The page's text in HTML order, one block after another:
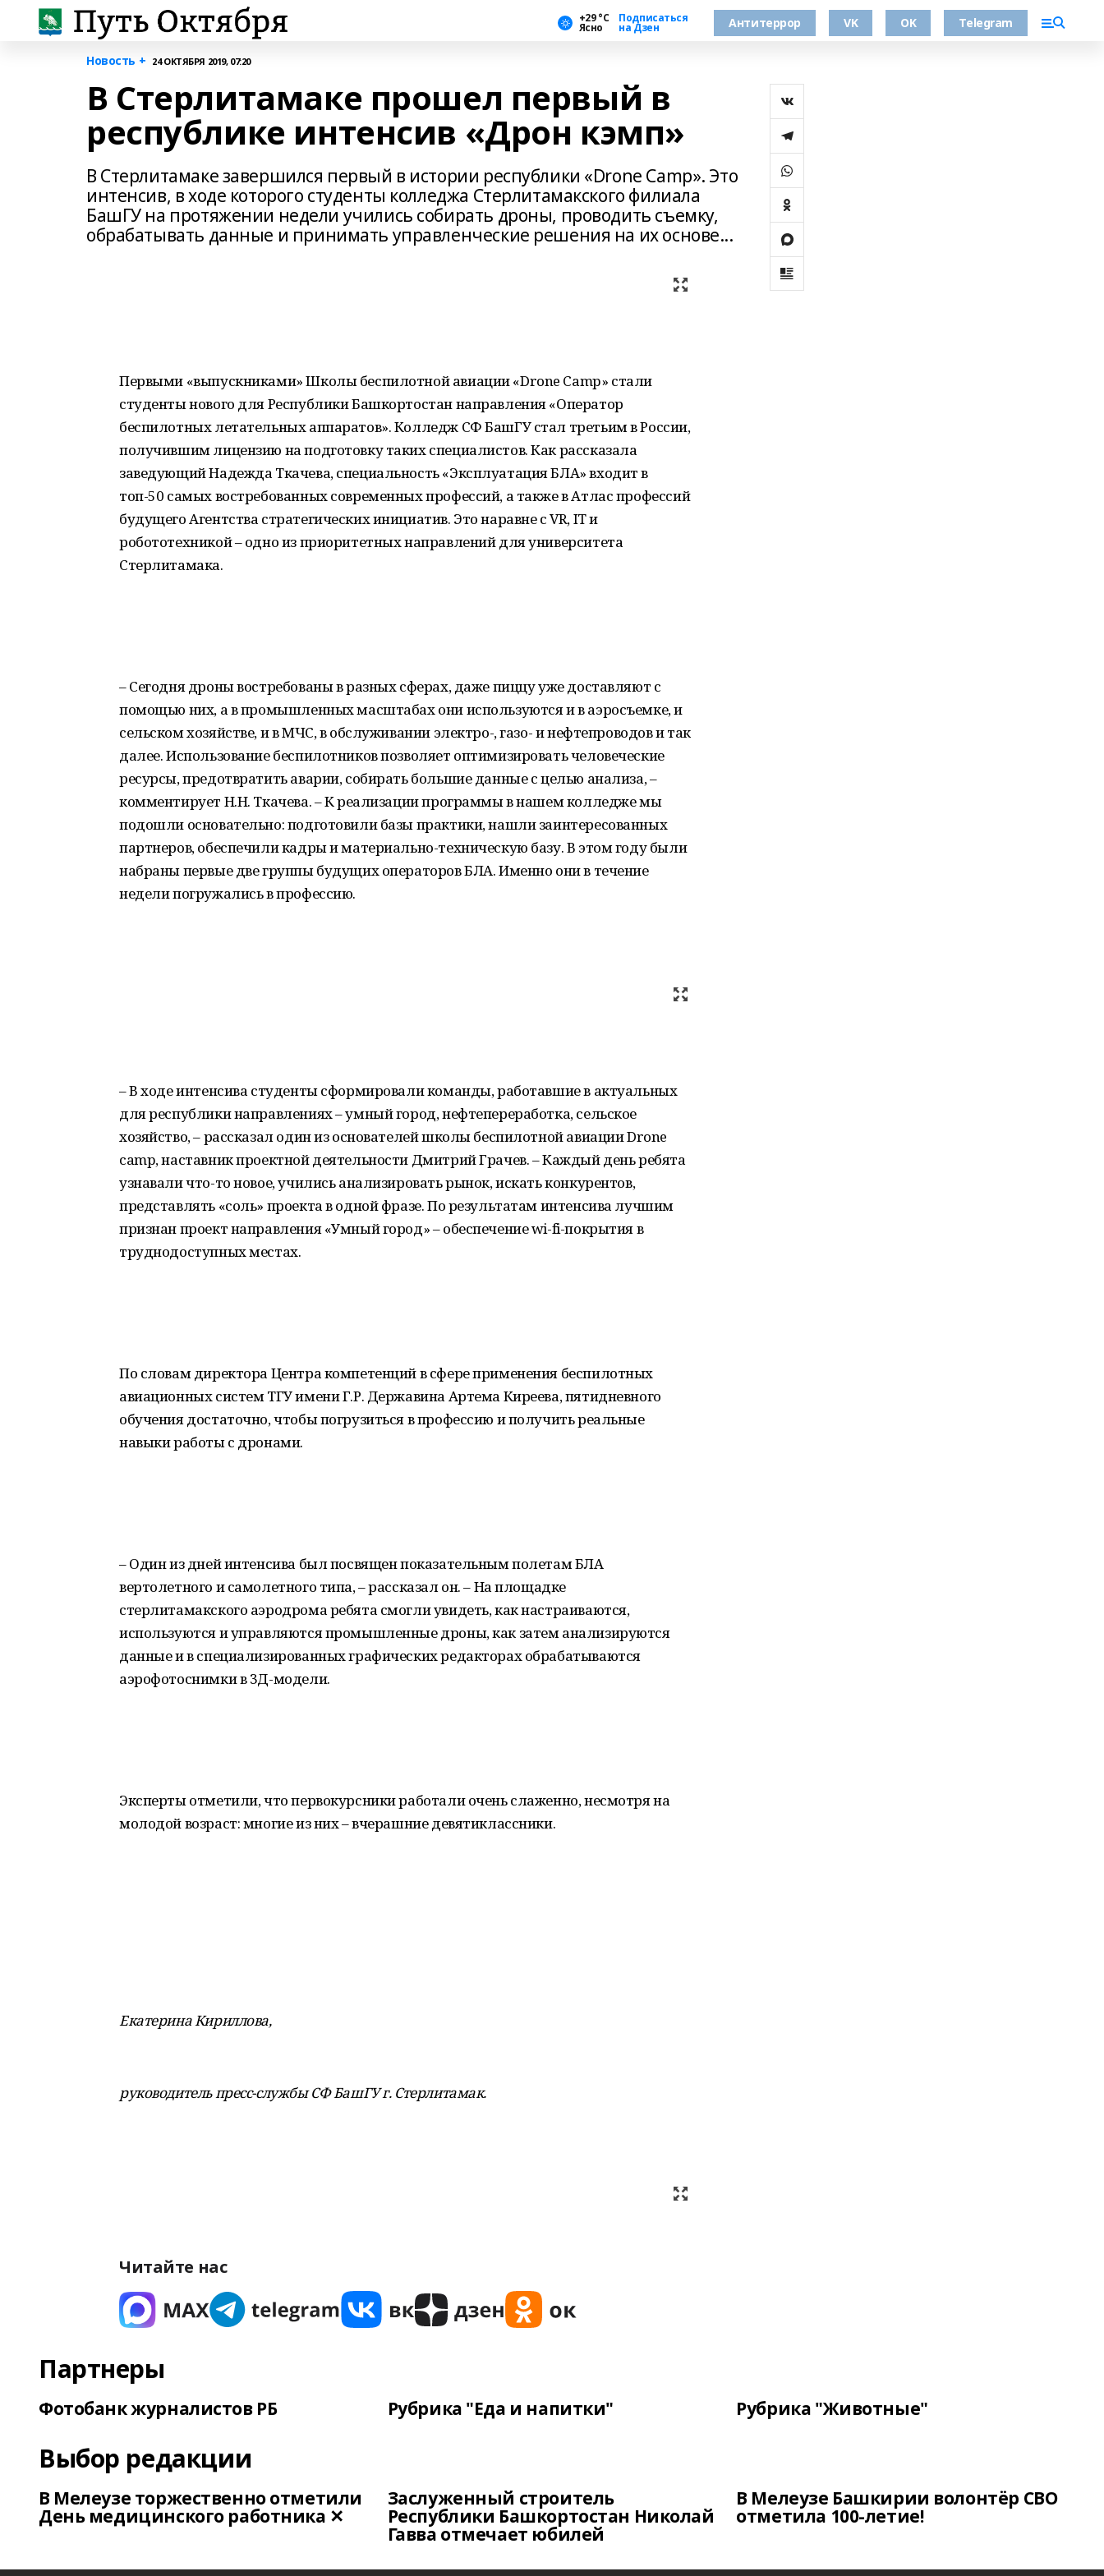
+29 °С
Ясно
Подписаться
на Дзен Антитеррор VK OK Telegram
Новость + 24 ОКТЯБРЯ 2019, 07:20
В Стерлитамаке прошел первый в
республике интенсив «Дрон кэмп»
В Стерлитамаке завершился первый в истории республики «Drone Camp». Это
интенсив, в ходе которого студенты колледжа Стерлитамакского филиала
БашГУ на протяжении недели учились собирать дроны, проводить съемку,
обрабатывать данные и принимать управленческие решения на их основе...
Первыми «выпускниками» Школы беспилотной авиации «Drone Camp» стали
студенты нового для Республики Башкортостан направления «Оператор
беспилотных летательных аппаратов». Колледж СФ БашГУ стал третьим в России,
получившим лицензию на подготовку таких специалистов. Как рассказала
заведующий Надежда Ткачева, специальность «Эксплуатация БЛА» входит в
топ-50 самых востребованных современных профессий, а также в Атлас профессий
будущего Агентства стратегических инициатив. Это наравне с VR, IT и
робототехникой – одно из приоритетных направлений для университета
Стерлитамака.
– Сегодня дроны востребованы в разных сферах, даже пиццу уже доставляют с
помощью них, а в промышленных масштабах они используются и в аэросъемке, и
сельском хозяйстве, и в МЧС, в обслуживании электро-, газо- и нефтепроводов и так
далее. Использование беспилотников позволяет оптимизировать человеческие
ресурсы, предотвратить аварии, собирать большие данные с целью анализа, –
комментирует Н.Н. Ткачева. – К реализации программы в нашем колледже мы
подошли основательно: подготовили базы практики, нашли заинтересованных
партнеров, обеспечили кадры и материально-техническую базу. В этом году были
набраны первые две группы будущих операторов БЛА. Именно они в течение
недели погружались в профессию.
– В ходе интенсива студенты сформировали команды, работавшие в актуальных
для республики направлениях – умный город, нефтепереработка, сельское
хозяйство, – рассказал один из основателей школы беспилотной авиации Drone
camp, наставник проектной деятельности Дмитрий Грачев. – Каждый день ребята
узнавали что-то новое, учились анализировать рынок, искать конкурентов,
представлять «соль» проекта в одной фразе. По результатам интенсива лучшим
признан проект направления «Умный город» – обеспечение wi-fi-покрытия в
труднодоступных местах.
По словам директора Центра компетенций в сфере применения беспилотных
авиационных систем ТГУ имени Г.Р. Державина Артема Киреева, пятидневного
обучения достаточно, чтобы погрузиться в профессию и получить реальные
навыки работы с дронами.
– Один из дней интенсива был посвящен показательным полетам БЛА
вертолетного и самолетного типа, – рассказал он. – На площадке
стерлитамакского аэродрома ребята смогли увидеть, как настраиваются,
используются и управляются промышленные дроны, как затем анализируются
данные и в специализированных графических редакторах обрабатываются
аэрофотоснимки в 3Д-модели.
Эксперты отметили, что первокурсники работали очень слаженно, несмотря на
молодой возраст: многие из них – вчерашние девятиклассники.
Екатерина Кириллова,
руководитель пресс-службы СФ БашГУг. Стерлитамак.
Читайте нас
Партнеры
Фотобанк журналистов РБ Рубрика "Еда и напитки" Рубрика "Животные"
Выбор редакции
В Мелеузе торжественно отметили
День медицинского работника ✕
Заслуженный строитель
Республики Башкортостан Николай
Гавва отмечает юбилей
В Мелеузе Башкирии волонтёр СВО
отметила 100-летие!